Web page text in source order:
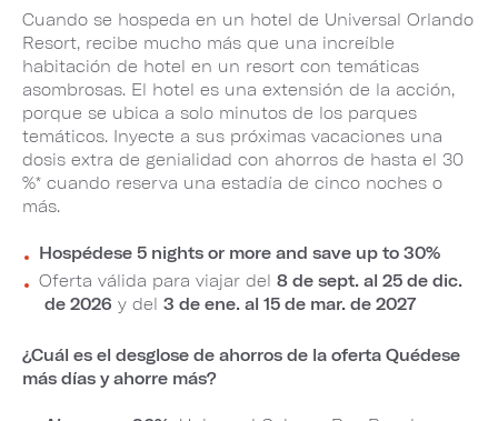
Cuando se hospeda en un hotel de Universal Orlando
Resort, recibe mucho más que una increíble
habitación de hotel en un resort con temáticas
asombrosas. El hotel es una extensión de la acción,
porque se ubica a solo minutos de los parques
temáticos. Inyecte a sus próximas vacaciones una
dosis extra de genialidad con ahorros de hasta el 30
%* cuando reserva una estadía de cinco noches o
más.
Hospédese 5 nights or more and save up to 30%
Oferta válida para viajar del 8 de sept. al 25 de dic.
de 2026 y del 3 de ene. al 15 de mar. de 2027
¿Cuál es el desglose de ahorros de la oferta Quédese
más días y ahorre más?